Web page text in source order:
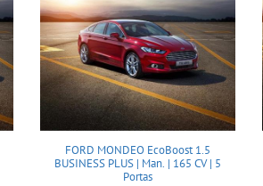
FORD MONDEO EcoBoost 1.5
BUSINESS PLUS | Man. | 165 CV | 5
Portas